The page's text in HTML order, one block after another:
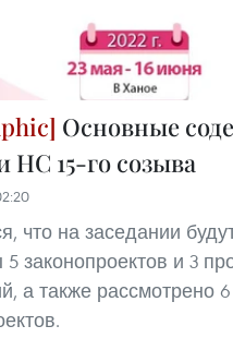
Основные
НС 15-го созыва
что на заседании
законопроектов и 3
а также рассмотрено